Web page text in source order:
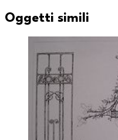
Oggetti simili